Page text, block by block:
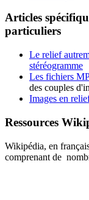
Articles
particuliers
Le relief
stéréogramme
Les fichiers
des couples
Images en
Ressources
Wikipédia, en
comprenant de